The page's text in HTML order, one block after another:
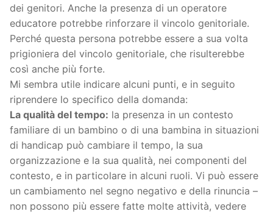
dei genitori. Anche la presenza di un operatore
educatore potrebbe rinforzare il vincolo genitoriale.
Perché questa persona potrebbe essere a sua volta
prigioniera del vincolo genitoriale, che risulterebbe
così anche più forte.
Mi sembra utile indicare alcuni punti, e in seguito
riprendere lo specifico della domanda:
La qualità del tempo: la presenza in un contesto
familiare di un bambino o di una bambina in situazioni
di handicap può cambiare il tempo, la sua
organizzazione e la sua qualità, nei componenti del
contesto, e in particolare in alcuni ruoli. Vi può essere
un cambiamento nel segno negativo e della rinuncia –
non possono più essere fatte molte attività, vedere